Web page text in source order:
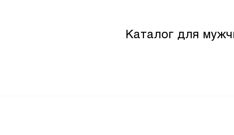
Каталог для